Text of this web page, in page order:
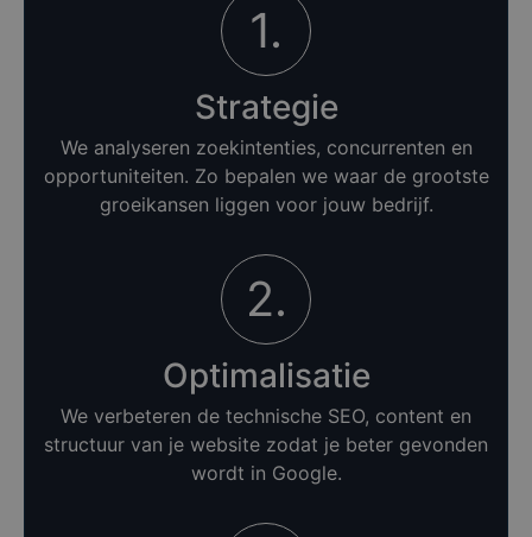
1.
Strategie
We analyseren zoekintenties, concurrenten en
opportuniteiten. Zo bepalen we waar de grootste
groeikansen liggen voor jouw bedrijf.
2.
Optimalisatie
We verbeteren de technische SEO, content en
structuur van je website zodat je beter gevonden
wordt in Google.